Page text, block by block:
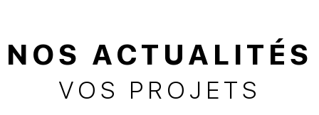
NOS ACTUALITÉS
VOS PROJETS